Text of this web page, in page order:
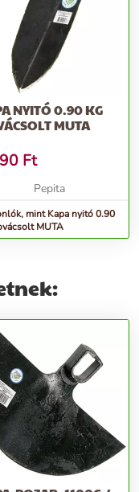
NYITÓ 0.90 KG
MUTA
Ft
Pepita
mint Kapa nyitó 0.90
MUTA